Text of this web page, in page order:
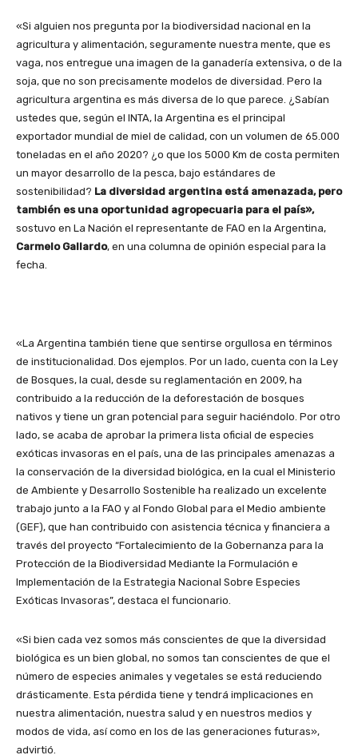
«Si alguien nos pregunta por la biodiversidad nacional en la
agricultura y alimentación, seguramente nuestra mente, que es
vaga, nos entregue una imagen de la ganadería extensiva, o de la
soja, que no son precisamente modelos de diversidad. Pero la
agricultura argentina es más diversa de lo que parece. ¿Sabían
ustedes que, según el INTA, la Argentina es el principal
exportador mundial de miel de calidad, con un volumen de 65.000
toneladas en el año 2020? ¿o que los 5000 Km de costa permiten
un mayor desarrollo de la pesca, bajo estándares de
sostenibilidad? La diversidad argentina está amenazada, pero
también es una oportunidad agropecuaria para el país»,
sostuvo en La Nación el representante de FAO en la Argentina,
Carmelo Gallardo, en una columna de opinión especial para la
fecha.
«La Argentina también tiene que sentirse orgullosa en términos
de institucionalidad. Dos ejemplos. Por un lado, cuenta con la Ley
de Bosques, la cual, desde su reglamentación en 2009, ha
contribuido a la reducción de la deforestación de bosques
nativos y tiene un gran potencial para seguir haciéndolo. Por otro
lado, se acaba de aprobar la primera lista oficial de especies
exóticas invasoras en el país, una de las principales amenazas a
la conservación de la diversidad biológica, en la cual el Ministerio
de Ambiente y Desarrollo Sostenible ha realizado un excelente
trabajo junto a la FAO y al Fondo Global para el Medio ambiente
(GEF), que han contribuido con asistencia técnica y financiera a
través del proyecto “Fortalecimiento de la Gobernanza para la
Protección de la Biodiversidad Mediante la Formulación e
Implementación de la Estrategia Nacional Sobre Especies
Exóticas Invasoras”, destaca el funcionario.
«Si bien cada vez somos más conscientes de que la diversidad
biológica es un bien global, no somos tan conscientes de que el
número de especies animales y vegetales se está reduciendo
drásticamente. Esta pérdida tiene y tendrá implicaciones en
nuestra alimentación, nuestra salud y en nuestros medios y
modos de vida, así como en los de las generaciones futuras»,
advirtió.